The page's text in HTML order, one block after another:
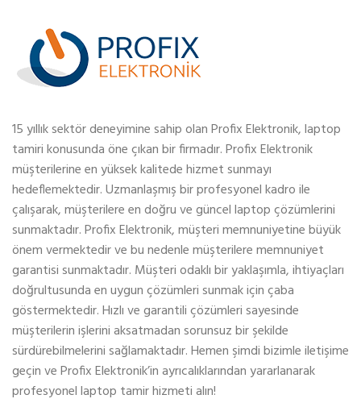
15 yıllık sektör deneyimine sahip olan Profix Elektronik, laptop
tamiri konusunda öne çıkan bir firmadır. Profix Elektronik
müşterilerine en yüksek kalitede hizmet sunmayı
hedeflemektedir. Uzmanlaşmış bir profesyonel kadro ile
çalışarak, müşterilere en doğru ve güncel laptop çözümlerini
sunmaktadır. Profix Elektronik, müşteri memnuniyetine büyük
önem vermektedir ve bu nedenle müşterilere memnuniyet
garantisi sunmaktadır. Müşteri odaklı bir yaklaşımla, ihtiyaçları
doğrultusunda en uygun çözümleri sunmak için çaba
göstermektedir. Hızlı ve garantili çözümleri sayesinde
müşterilerin işlerini aksatmadan sorunsuz bir şekilde
sürdürebilmelerini sağlamaktadır. Hemen şimdi bizimle iletişime
geçin ve Profix Elektronik’in ayrıcalıklarından yararlanarak
profesyonel laptop tamir hizmeti alın!